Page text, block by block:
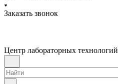
Заказать звонок
Центр лабораторных технологий